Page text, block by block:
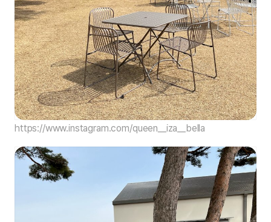
https://www.instagram.com/queen__iza__bella